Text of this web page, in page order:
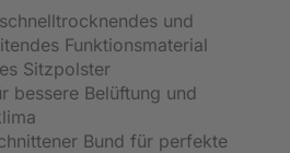
und
Funktionsmaterial
Sitzpolster
bessere Belüftung und
Bund für perfekte